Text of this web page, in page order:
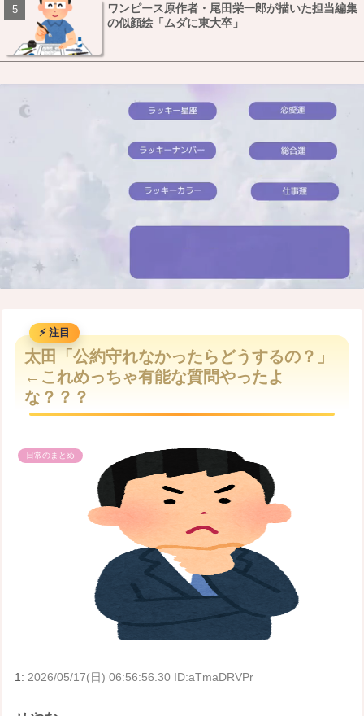
ワンピース原作者・尾田栄一郎が描いた担当編集
の似顔絵「ムダに東大卒」
M
u
太田「公約守れなかったらどうするの？」
←これめっちゃ有能な質問やったよ
な？？？
日常のまとめ
1: 2026/05/17(日) 06:56:56.30 ID:aTmaDRVPr